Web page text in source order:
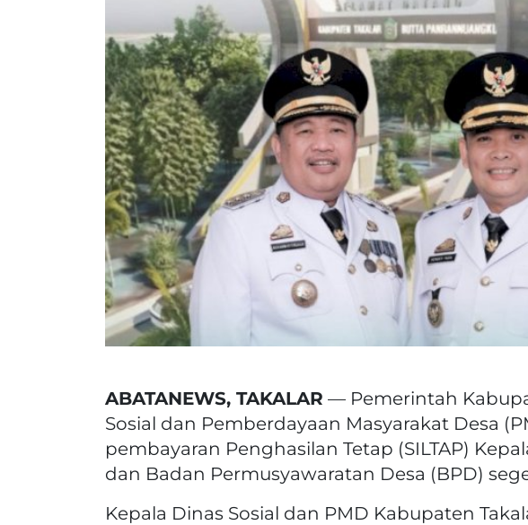
ABATANEWS, TAKALAR — Pemerintah
Sosial dan Pemberdayaan Masyarakat Desa
pembayaran Penghasilan Tetap (SILTAP)
dan Badan Permusyawaratan Desa (BPD)
Kepala Dinas Sosial dan PMD Kabupaten